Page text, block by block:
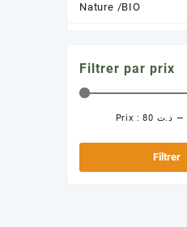
Nature /BIO
Santé et Bien être
Filtrer par prix
Filtrer
Prix : — د.ت 80